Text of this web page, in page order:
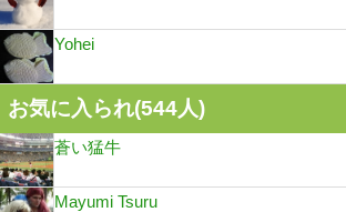
Yohei
お気に入られ(544人)
蒼い猛牛
Mayumi Tsuru